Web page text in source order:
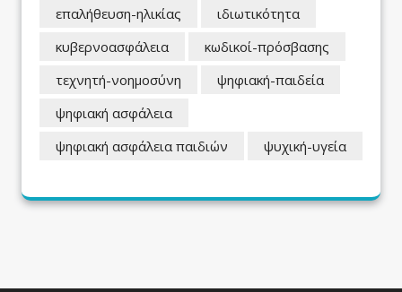
επαλήθευση-ηλικίας
ιδιωτικότητα
κυβερνοασφάλεια
κωδικοί-πρόσβασης
τεχνητή-νοημοσύνη
ψηφιακή-παιδεία
ψηφιακή ασφάλεια
ψηφιακή ασφάλεια παιδιών
ψυχική-υγεία